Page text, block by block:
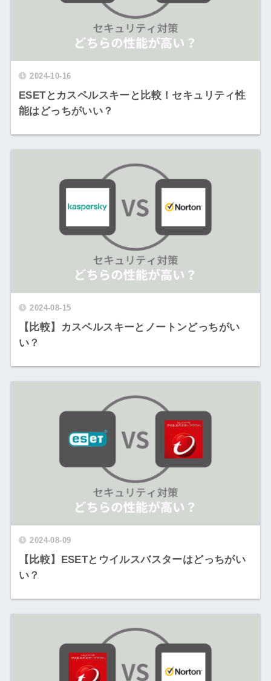
2024-10-16
ESETとカスペルスキーと比較！セキュリティ性
能はどっちがいい？
2024-08-15
【比較】カスペルスキーとノートンどっちがい
い？
2024-08-09
【比較】ESETとウイルスバスターはどっちがい
い？